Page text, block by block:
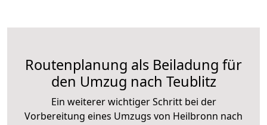
Routenplanung als Beiladung für
den Umzug nach Teublitz
Ein weiterer wichtiger Schritt bei der
Vorbereitung eines Umzugs von Heilbronn nach